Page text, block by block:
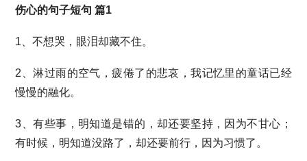
伤心的句子短句 篇1
1、不想哭，眼泪却藏不住。
2、淋过雨的空气，疲倦了的悲哀，我记忆里的童话已经
慢慢的融化。
3、有些事，明知道是错的，却还要坚持，因为不甘心；
有时候，明知道没路了，却还要前行，因为习惯了。